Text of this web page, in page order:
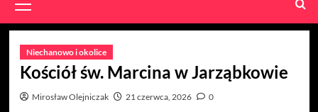
Menu
Niechanowo i okolice
Kościół św. Marcina w Jarząbkowie
Mirosław Olejniczak 21 czerwca, 2026 0